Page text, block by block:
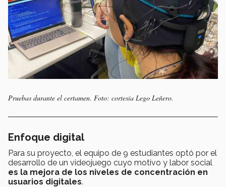
Pruebas durante el certamen. Foto: cortesía Lego Leñero.
Enfoque digital
Para su proyecto, el equipo de 9 estudiantes optó por el
desarrollo de un videojuego cuyo motivo y labor social
es la mejora de los niveles de concentración en
usuarios digitales.